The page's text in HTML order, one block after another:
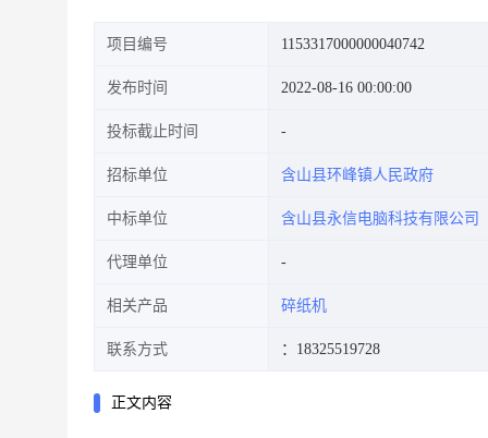
项目编号 1153317000000040742
发布时间 2022-08-16 00:00:00
投标截止时间
招标单位 含山县环峰镇人民政府
中标单位 含山县永信电脑科技有限公司
代理单位
相关产品 碎纸机
联系方式 ：18325519728
正文内容